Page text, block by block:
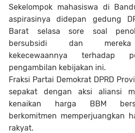
Sekelompok mahasiswa di
aspirasinya didepan gedung
Barat selasa sore soal
bersubsidi dan mereka
kekecewaannya terhadap
pengambilan kebijakan ini.
Fraksi Partai Demokrat DPRD
sepakat dengan aksi aliansi
kenaikan harga BBM
berkomitmen memperjuangkan
rakyat.